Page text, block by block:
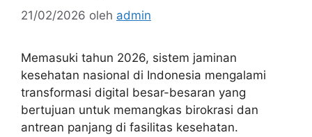
21/02/2026 oleh admin
Memasuki tahun 2026, sistem jaminan
kesehatan nasional di Indonesia mengalami
transformasi digital besar-besaran yang
bertujuan untuk memangkas birokrasi dan
antrean panjang di fasilitas kesehatan.